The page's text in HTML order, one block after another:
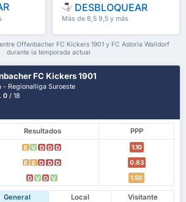
DESBLOQUEAR
Más de 8,5 9,5 y más
Offenbacher FC Kickers 1901 y FC Astoria Walldorf
durante la temporada actual
FC Kickers 1901
- Regionalliga Suroeste
0 / 18
Resultados
PPP
E V D D D 1.10
E E D D D 0.83
D V D V 1.50
General Local
Visitante